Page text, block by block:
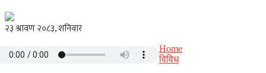
Home
विविध